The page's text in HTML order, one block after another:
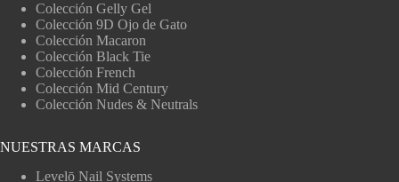
Colección Gelly Gel
Colección 9D Ojo de Gato
Colección Macaron
Colección Black Tie
Colección French
Colección Mid Century
Colección Nudes & Neutrals
NUESTRAS MARCAS
Levelō Nail Systems